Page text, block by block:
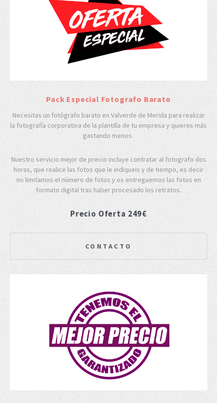
Pack Especial Fotografo Barato
Necesitas un fotógrafo barato en Valverde de Merida para realizar
la fotografía corporativa de la plantilla de tu empresa y quieres más
gastando menos.
Nuestro servicio mejor de precio incluye contratar al fotografo dos
horas, que realice las fotos que le indiqueis y de tiempo, es decir
no limitamos el número de fotos y os entreguemos las fotos en
formato digital tras haber procesado los retratos.
Precio Oferta 249€
CONTACTO